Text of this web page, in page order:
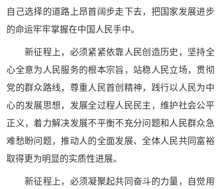
自己选择的道路上昂首阔步走下去，把国家发展进步
的命运牢牢掌握在中国人民手中。
新征程上，必须紧紧依靠人民创造历史，坚持全
心全意为人民服务的根本宗旨，站稳人民立场，贯彻
党的群众路线，尊重人民首创精神，践行以人民为中
心的发展思想，发展全过程人民民主，维护社会公平
正义，着力解决发展不平衡不充分问题和人民群众急
难愁盼问题，推动人的全面发展、全体人民共同富裕
取得更为明显的实质性进展。
新征程上，必须凝聚起共同奋斗的力量，自觉用